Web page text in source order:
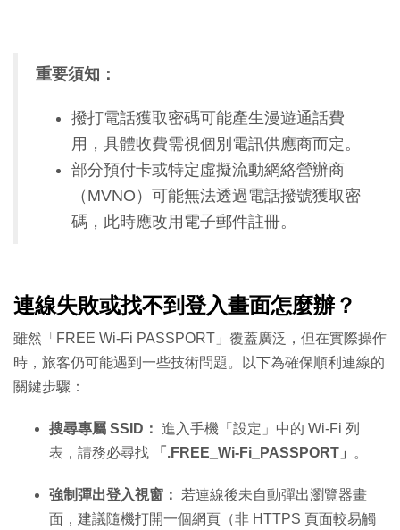
重要須知：
撥打電話獲取密碼可能產生漫遊通話費
用，具體收費需視個別電訊供應商而定。
部分預付卡或特定虛擬流動網絡營辦商
（MVNO）可能無法透過電話撥號獲取密
碼，此時應改用電子郵件註冊。
連線失敗或找不到登入畫面怎麼辦？
雖然「FREE Wi-Fi PASSPORT」覆蓋廣泛，但在實際操作
時，旅客仍可能遇到一些技術問題。以下為確保順利連線的
關鍵步驟：
搜尋專屬 SSID： 進入手機「設定」中的 Wi-Fi 列
表，請務必尋找
「.FREE_Wi-Fi_PASSPORT」 。
強制彈出登入視窗：
若連線後未自動彈出瀏覽器畫
面，建議隨機打開一個網頁（非 HTTPS 頁面較易觸